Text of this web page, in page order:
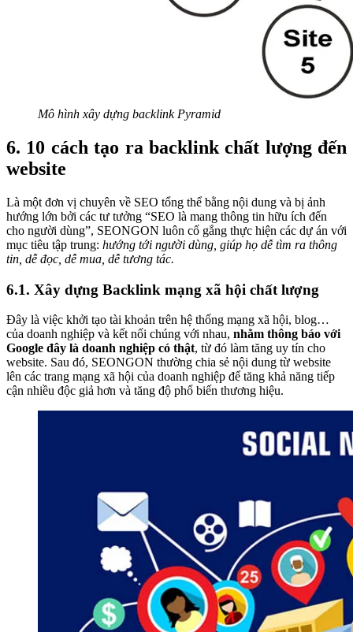
Mô hình xây dựng backlink Pyramid
6. 10 cách tạo ra backlink chất lượng đến
website
Là một đơn vị chuyên về SEO tổng thể bằng nội dung và bị ảnh
hướng lớn bởi các tư tưởng “SEO là mang thông tin hữu ích đến
cho người dùng”, SEONGON luôn cố gắng thực hiện các dự án với
mục tiêu tập trung: hướng tới người dùng, giúp họ dễ tìm ra thông
tin, dễ đọc, dễ mua, dễ tương tác.
6.1. Xây dựng Backlink mạng xã hội chất lượng
Đây là việc khởi tạo tài khoản trên hệ thống mạng xã hội, blog…
của doanh nghiệp và kết nối chúng với nhau, nhằm thông báo với
Google đây là doanh nghiệp có thật, từ đó làm tăng uy tín cho
website. Sau đó, SEONGON thường chia sẻ nội dung từ website
lên các trang mạng xã hội của doanh nghiệp để tăng khả năng tiếp
cận nhiều độc giả hơn và tăng độ phổ biến thương hiệu.